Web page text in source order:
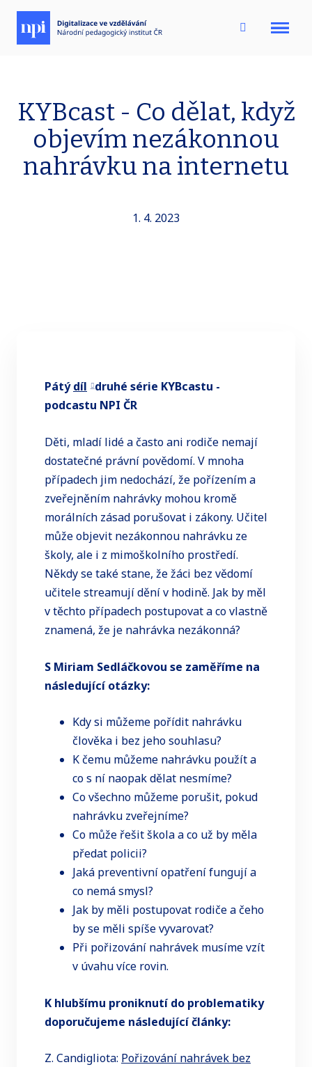
Menu
KYBcast - Co dělat, když
objevím nezákonnou
nahrávku na internetu
1. 4. 2023
Pátýdíl druhé série KYBcastu -
podcastu NPI ČR
Děti, mladí lidé a často ani rodiče nemají
dostatečné právní povědomí. V mnoha
případech jim nedochází, že pořízením a
zveřejněním nahrávky mohou kromě
morálních zásad porušovat i zákony. Učitel
může objevit nezákonnou nahrávku ze
školy, ale i z mimoškolního prostředí.
Někdy se také stane, že žáci bez vědomí
učitele streamují dění v hodině. Jak by měl
v těchto případech postupovat a co vlastně
znamená, že je nahrávka nezákonná?
S Miriam Sedláčkovou se zaměříme na
následující otázky:
Kdy si můžeme pořídit nahrávku
člověka i bez jeho souhlasu?
K čemu můžeme nahrávku použít a
co s ní naopak dělat nesmíme?
Co všechno můžeme porušit, pokud
nahrávku zveřejníme?
Co může řešit škola a co už by měla
předat policii?
Jaká preventivní opatření fungují a
co nemá smysl?
Jak by měli postupovat rodiče a čeho
by se měli spíše vyvarovat?
Při pořizování nahrávek musíme vzít
v úvahu více rovin.
K hlubšímu proniknutí do problematiky
doporučujeme následující články:
Z. Candigliota: Pořizování nahrávek bez